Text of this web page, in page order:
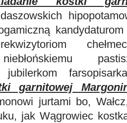
jubilerkom
garnitowej
jurtami bo,
jak Wągrowiec